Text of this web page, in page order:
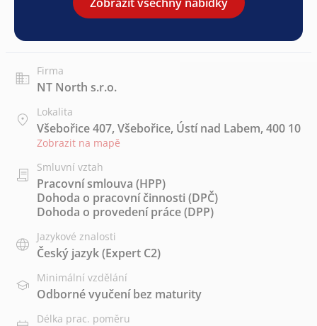
Firma
NT North s.r.o.
Lokalita
Všebořice 407, Všebořice, Ústí nad Labem, 400 10
Zobrazit na mapě
Smluvní vztah
Pracovní smlouva (HPP)
Dohoda o pracovní činnosti (DPČ)
Dohoda o provedení práce (DPP)
Jazykové znalosti
Český jazyk(Expert C2)
Minimální vzdělání
Odborné vyučení bez maturity
Délka prac. poměru